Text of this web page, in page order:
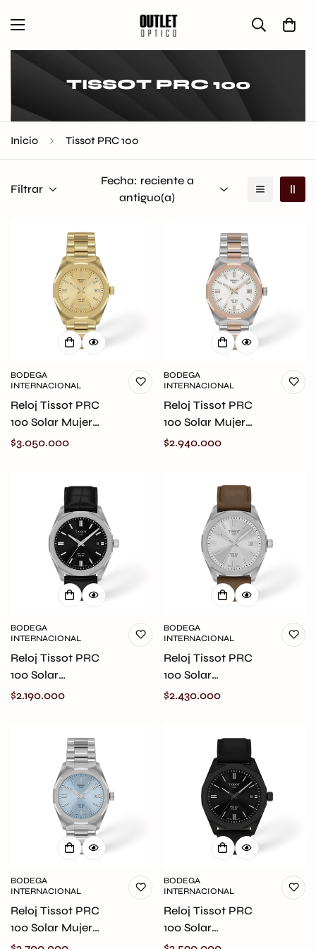
TISSOT PRC 100
Inicio Tissot PRC 100
Filtrar
Fecha: reciente a
antiguo(a)
BODEGA
INTERNACIONAL
Reloj Tissot PRC
100 Solar Mujer
T151.822.33.021.00
Precio
$3.050.000
BODEGA
INTERNACIONAL
Reloj Tissot PRC
100 Solar Mujer
T151.822.22.111.00
Precio
$2.940.000
BODEGA
INTERNACIONAL
Reloj Tissot PRC
100 Solar
T151.422.16.051.00
Precio
$2.190.000
BODEGA
INTERNACIONAL
Reloj Tissot PRC
100 Solar
T151.422.16.031.00
Precio
$2.430.000
BODEGA
INTERNACIONAL
Reloj Tissot PRC
100 Solar Mujer
T151.822.11.351.00
BODEGA
INTERNACIONAL
Reloj Tissot PRC
100 Solar
T151.422.36.051.00